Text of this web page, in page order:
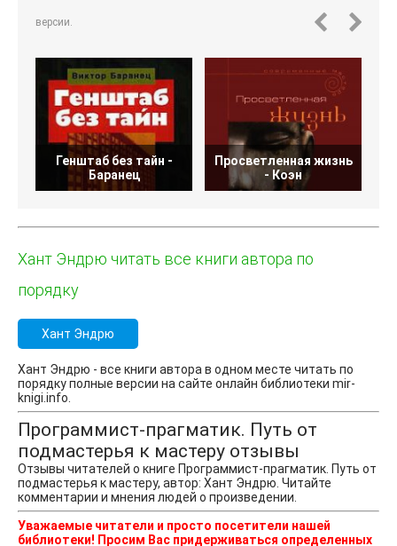
версии.
Генштаб без тайн -
Баранец
Просветленная жизнь
- Коэн
Хант Эндрю читать все книги автора по
порядку
Хант Эндрю
Хант Эндрю - все книги автора в одном месте читать по
порядку полные версии на сайте онлайн библиотеки mir-
knigi.info.
Программист-прагматик. Путь от
подмастерья к мастеру отзывы
Отзывы читателей о книге Программист-прагматик. Путь от
подмастерья к мастеру, автор: Хант Эндрю. Читайте
комментарии и мнения людей о произведении.
Уважаемые читатели и просто посетители нашей
библиотеки! Просим Вас придерживаться определенных